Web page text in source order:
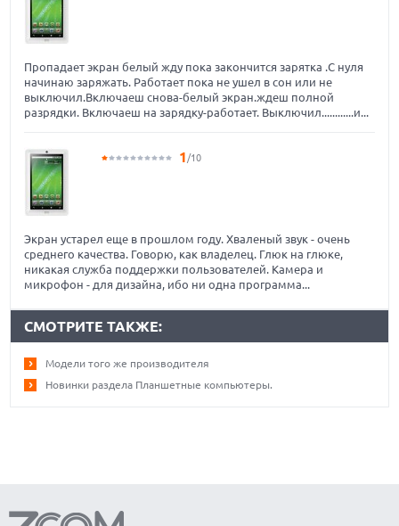
Пропадает экран белый жду пока закончится зарятка .С нуля
начинаю заряжать. Работает пока не ушел в сон или не
выключил.Включаеш снова-белый экран.ждеш полной
разрядки. Включаеш на зарядку-работает. Выключил............и...
1/10
Экран устарел еще в прошлом году. Хваленый звук - очень
среднего качества. Говорю, как владелец. Глюк на глюке,
никакая служба поддержки пользователей. Камера и
микрофон - для дизайна, ибо ни одна программа...
СМОТРИТЕ ТАКЖЕ:
Модели того же производителя
Новинки раздела Планшетные компьютеры.